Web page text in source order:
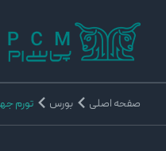
صفحه اصلی بورس تورم